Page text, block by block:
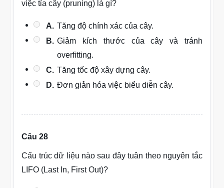
việc tỉa cây (pruning) là gì?
A. Tăng độ chính xác của cây.
B. Giảm kích thước của cây và tránh
overfitting.
C. Tăng tốc độ xây dựng cây.
D. Đơn giản hóa việc biểu diễn cây.
Câu 28
Cấu trúc dữ liệu nào sau đây tuân theo nguyên tắc
LIFO (Last In, First Out)?